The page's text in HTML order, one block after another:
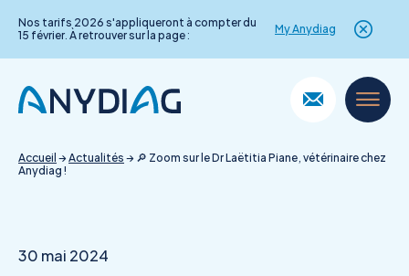
Nos tarifs 2026 s'appliqueront à compter du
15 février. À retrouver sur la page :
My Anydiag
content
Accueil →Actualités → 🔎 Zoom sur le Dr Laëtitia Piane, vétérinaire chez
Anydiag !
30 mai 2024